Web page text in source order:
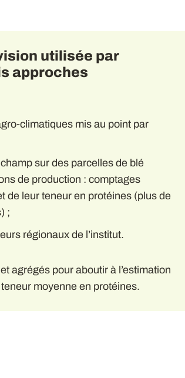
utilisée par
approches
climatiques mis au point par
sur des parcelles de blé
de production : comptages
de leur teneur en protéines (plus de
;
régionaux de l’institut.
agrégés pour aboutir à l’estimation
moyenne en protéines.